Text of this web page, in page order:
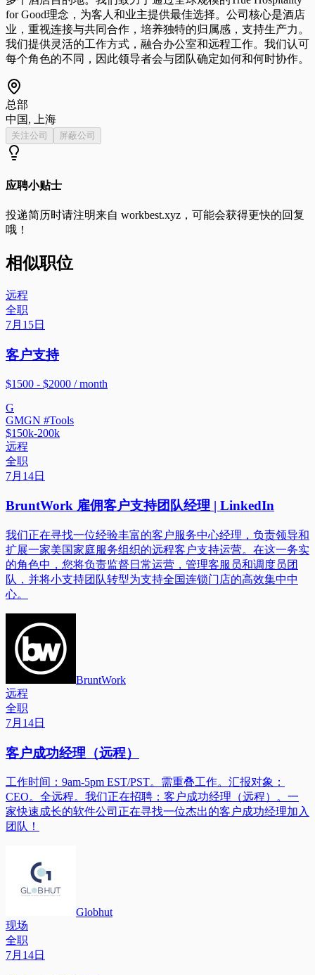
for Good理念，为客人和业主提供最佳选择。公司核心是酒店
业，重视连接与共同合作，培养独特的归属感，支持生产力。
我们提供灵活的工作方式，融合办公室和远程工作。我们认可
每个角色的不同，因此领导者会与团队确定如何和何时协作。
总部
中国, 上海
关注公司 屏蔽公司
应聘小贴士
投递简历时请注明来自 workbest.xyz ，可能会获得更快的回复
哦！
相似职位
远程
全职
7月15日
客户支持
$1500 - $2000 / month
G
GMGN #Tools
$150k-200k
远程
全职
7月14日
BruntWork 雇佣客户支持团队经理 | LinkedIn
我们正在寻找一位经验丰富的客户服务中心经理，负责领导和
扩展一家美国家庭服务组织的远程客户支持运营。在这一务实
的角色中，您将负责监督日常运营，管理客服员和调度员团
队，并将小支持团队转型为支持全国连锁门店的高效集中中
心。
BruntWork
远程
全职
7月14日
客户成功经理（远程）
工作时间：9am-5pm EST/PST。需重叠工作。汇报对象：
CEO。全远程。我们正在招聘：客户成功经理（远程）。一
家快速成长的软件公司正在寻找一位杰出的客户成功经理加入
团队！
Globhut
现场
全职
7月14日